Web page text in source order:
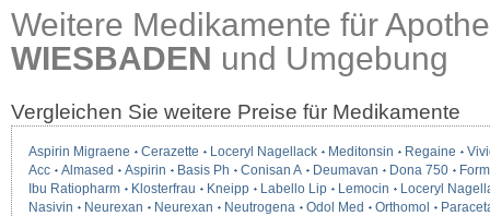
Weitere Medikamente für
WIESBADEN und Umgebung
Vergleichen Sie weitere Preise für Medikamente
Aspirin Migraene Cerazette Loceryl Nagellack Meditonsin Regaine
Acc
Almased Aspirin Basis Ph Conisan A Deumavan Dona 750
Ibu Ratiopharm
Klosterfrau Kneipp Labello Lip Lemocin
Loceryl
Nasivin
Neurexan Neurexan Neutrogena Odol Med Orthomol